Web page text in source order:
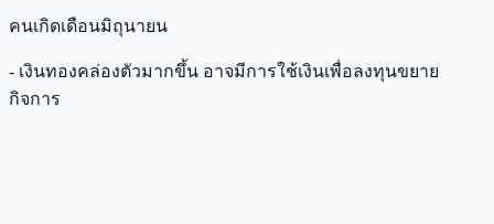
คนเกิดเดือนมิถุนายน
- เงินทองคล่องตัวมากขึ้น อาจมีการใช้เงินเพื่อลงทุนขยาย
กิจการ